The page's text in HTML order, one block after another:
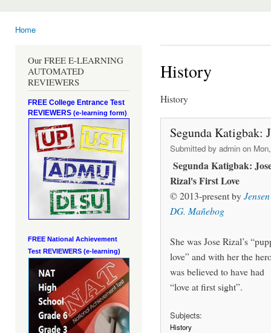
Home
Our FREE E-LEARNING
AUTOMATED
REVIEWERS
FREE College Entrance Test
REVIEWERS (e-learning form)
FREE National Achievement
Test REVIEWERS (e-learning)
History
History
Segunda Katigbak:
Submitted by admin on
Segunda Katigbak:
Rizal's First Love
© 2013-present byJensen
DG. Mañebog
She was Jose Rizal’s
love” and with her the
was believed to have had
“love at first sight”.
Subjects:
History